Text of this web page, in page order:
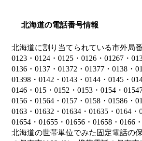
北海道の電話番号情報
北海道に割り当てられている市外局
0123・0124・0125・0126・01267・
0136・0137・01372・01377・0138・
01398・0142・0143・0144・0145・
0146・015・0152・0153・0154・
0156・01564・0157・0158・01586・
0163・01632・01634・01635・0164・
01654・01655・01656・01658・0166
北海道の世帯単位でみた固定電話の